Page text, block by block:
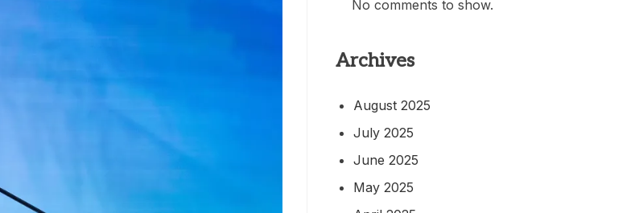
No comments to show.
Archives
August 2025
July 2025
June 2025
May 2025